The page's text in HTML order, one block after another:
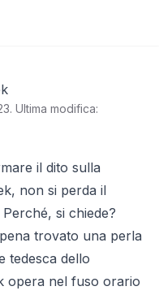
. Ultima modifica:
il dito sulla
non si perda il
si chiede?
trovato una perla
tedesca dello
opera nel fuso orario